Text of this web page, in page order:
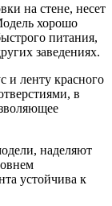
на стене, несет
хорошо
питания,
заведениях.
и ленту красного
в
наделяют
устойчива к